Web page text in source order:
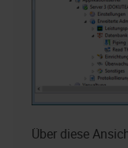
Über diese